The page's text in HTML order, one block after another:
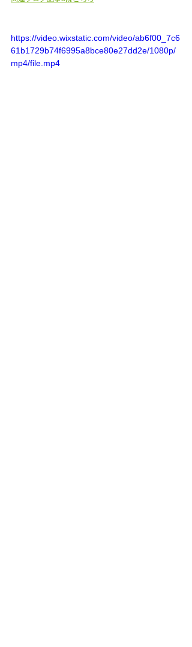
https://video.wixstatic.com/video/ab6f00_7c6
61b1729b74f6995a8bce80e27dd2e/1080p/
mp4/file.mp4